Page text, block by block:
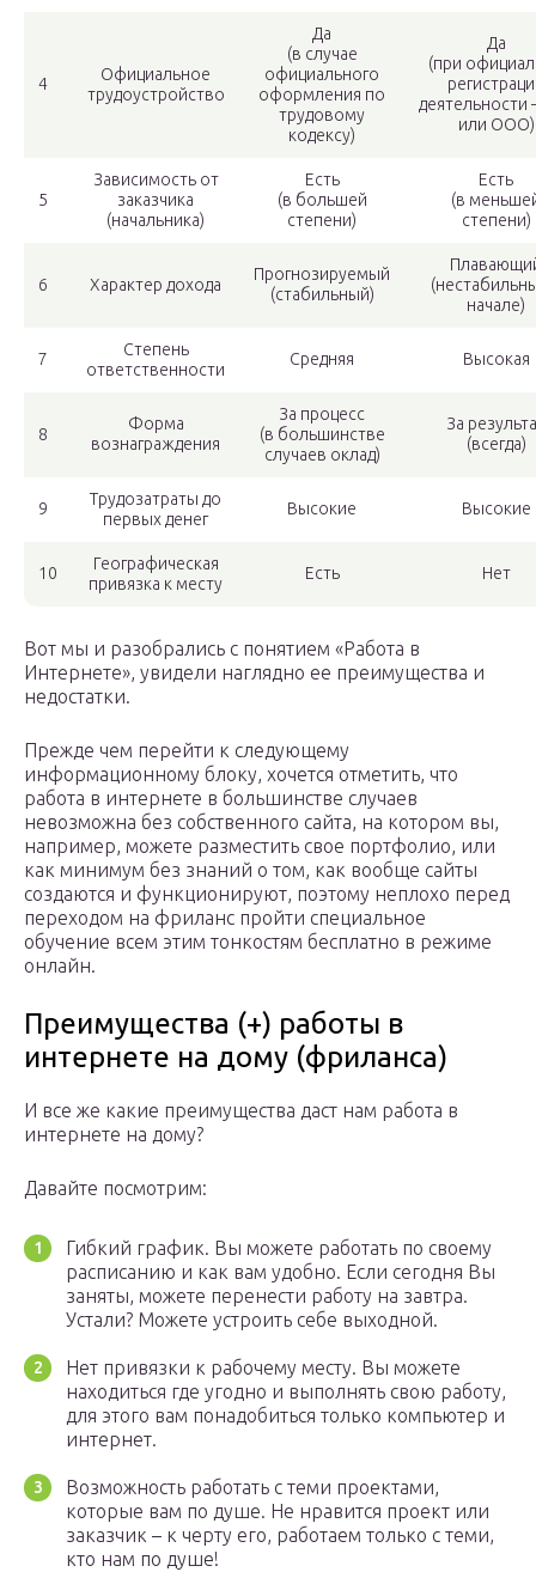
4
Официальное
трудоустройство
Да
(в случае
официального
оформления по
трудовому
кодексу)
Да
(при
или ООО)
5
Зависимость от
заказчика
(начальника)
Есть
(в большей
степени)
Есть
(в
степени)
6 Характер дохода
Прогнозируемый
(стабильный)
начале)
7
Степень
ответственности
Средняя Высокая
8
Форма
вознаграждения
За процесс
(в большинстве
случаев оклад)
За
(всегда)
9
Трудозатраты до
первых денег
Высокие Высокие
10
Географическая
привязка к месту
Есть Нет
Вот мы и разобрались с понятием «Работа в
Интернете», увидели наглядно ее преимущества и
недостатки.
Прежде чем перейти к следующему
информационному блоку, хочется отметить, что
работа в интернете в большинстве случаев
невозможна без собственного сайта, на котором вы,
например, можете разместить свое портфолио, или
как минимум без знаний о том, как вообще сайты
создаются и функционируют, поэтому неплохо перед
переходом на фриланс пройти специальное
обучение всем этим тонкостям бесплатно в режиме
онлайн.
Преимущества (+) работы в
интернете на дому (фриланса)
И все же какие преимущества даст нам работа в
интернете на дому?
Давайте посмотрим:
Гибкий график. Вы можете работать по своему
расписанию и как вам удобно. Если сегодня Вы
заняты, можете перенести работу на завтра.
Устали? Можете устроить себе выходной.
Нет привязки к рабочему месту. Вы можете
находиться где угодно и выполнять свою работу,
для этого вам понадобиться только компьютер и
интернет.
Возможность работать с теми проектами,
которые вам по душе. Не нравится проект или
заказчик – к черту его, работаем только с теми,
кто нам по душе!